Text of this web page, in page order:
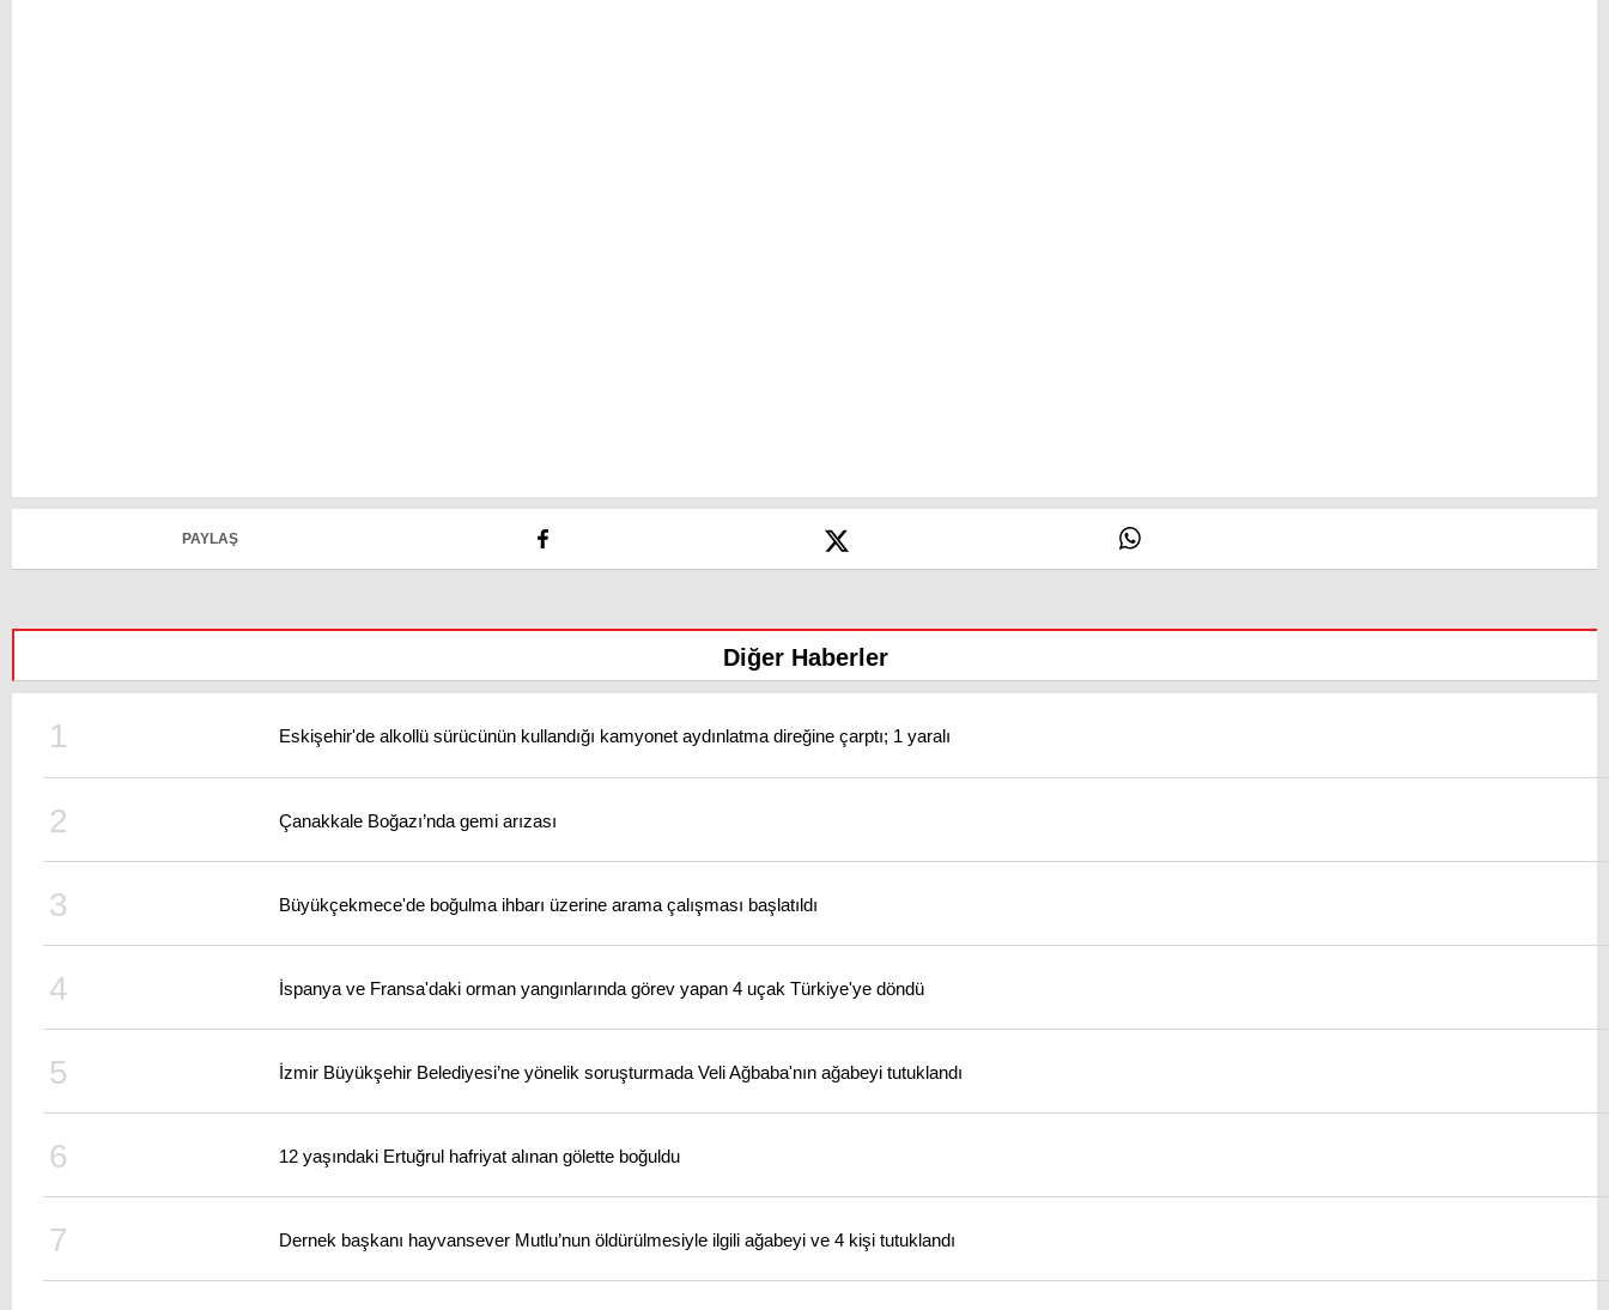
PAYLAŞ
Diğer Haberler
Eskişehir'de alkollü sürücünün kullandığı kamyonet aydınlatma direğine çarptı; 1 yaralı
Çanakkale Boğazı’nda gemi arızası
Büyükçekmece'de boğulma ihbarı üzerine arama çalışması başlatıldı
İspanya ve Fransa'daki orman yangınlarında görev yapan 4 uçak Türkiye'ye döndü
İzmir Büyükşehir Belediyesi’ne yönelik soruşturmada Veli Ağbaba'nın ağabeyi tutuklandı
12 yaşındaki Ertuğrul hafriyat alınan gölette boğuldu
Dernek başkanı hayvansever Mutlu’nun öldürülmesiyle ilgili ağabeyi ve 4 kişi tutuklandı